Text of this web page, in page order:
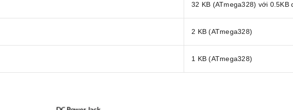
32 KB (ATmega328) với 0.5KB
2 KB (ATmega328)
1 KB (ATmega328)